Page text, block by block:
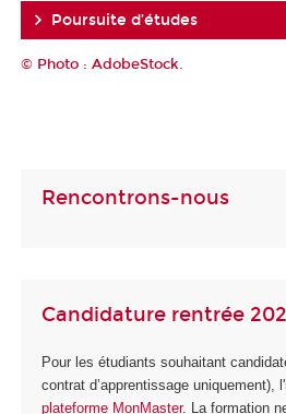
Poursuite d’études
© Photo : AdobeStock.
Rencontrons-nous
Candidature rentrée
Pour les étudiants souhaitant
contrat d’apprentissage uniquement),
plateforme MonMaster. La formation